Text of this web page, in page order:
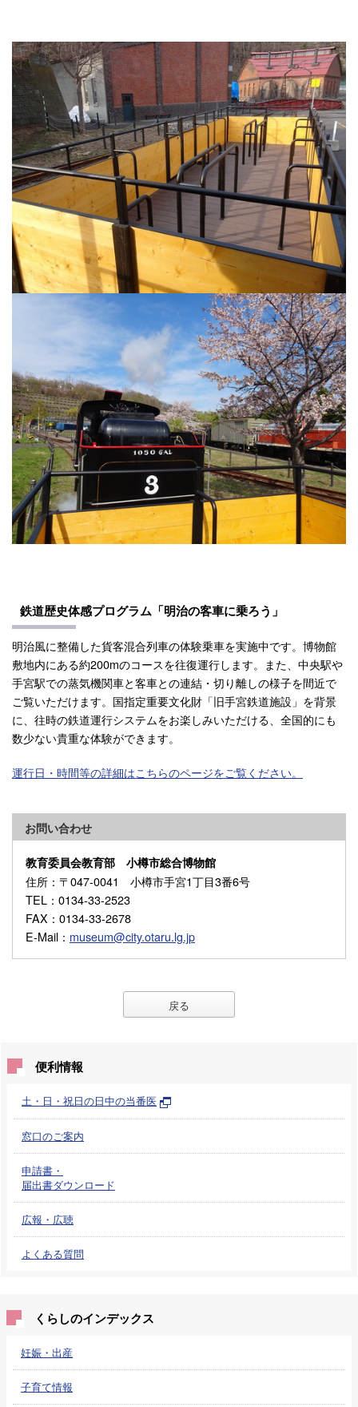
鉄道歴史体感プログラム「明治の客車に乗ろう」
明治風に整備した貨客混合列車の体験乗車を実施中です。博物館
敷地内にある約200mのコースを往復運行します。また、中央駅や
手宮駅での蒸気機関車と客車との連結・切り離しの様子を間近で
ご覧いただけます。国指定重要文化財「旧手宮鉄道施設」を背景
に、往時の鉄道運行システムをお楽しみいただける、全国的にも
数少ない貴重な体験ができます。
運行日・時間等の詳細はこちらのページをご覧ください。
お問い合わせ
教育委員会教育部 小樽市総合博物館
住所 ：〒047-0041 小樽市手宮1丁目3番6号
TEL ：0134-33-2523
FAX ：0134-33-2678
E-Mail ： museum@city.otaru.lg.jp
戻る
便利情報
土・日・祝日の日中の当番医
窓口のご案内
申請書・
届出書ダウンロード
広報・広聴
よくある質問
くらしのインデックス
妊娠・出産
子育て情報